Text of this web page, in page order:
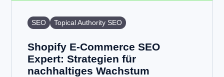
SEO Topical Authority SEO
Shopify E-Commerce SEO
Expert: Strategien für
nachhaltiges Wachstum